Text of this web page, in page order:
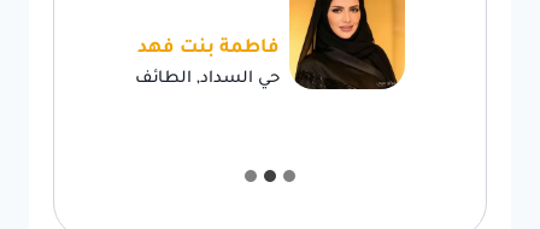
فاطمة بنت فهد
حي السداد, الطائف